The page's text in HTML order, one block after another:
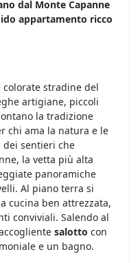
dal Monte Capanne
appartamento ricco
colorate stradine del
artigiane, piccoli
la tradizione
chi ama la natura e le
dei sentieri che
la vetta più alta
panoramiche
Al piano terra si
cucina ben attrezzata,
conviviali. Salendo al
salotto con
e un bagno.